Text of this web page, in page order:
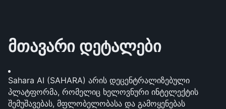
მთავარი დეტალები
Sahara AI (SAHARA) არის დეცენტრალიზებული
პლატფორმა, რომელიც ხელოვნური ინტელექტის
შემუშავებას, მფლობელობასა და გამოყენებას